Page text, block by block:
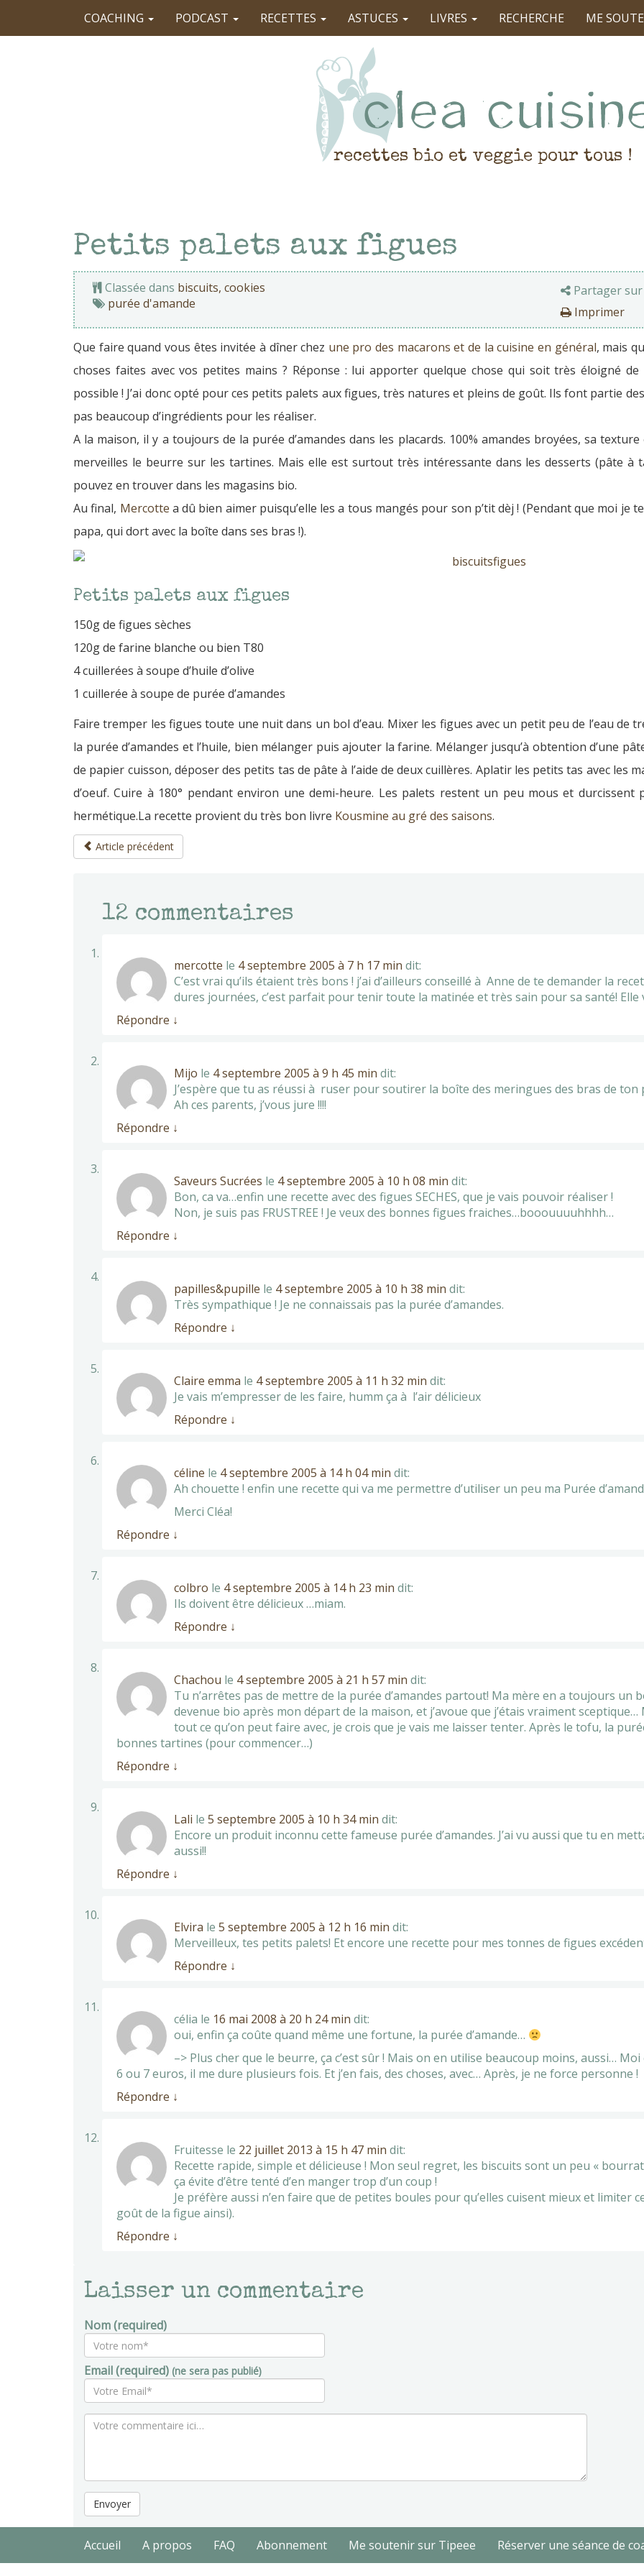
COACHING PODCAST RECETTES ASTUCES LIVRES RECHERCHE ME
recettes bio et veggie pour tous !
Petits palets aux figues
Classée dans biscuits, cookies
purée d'amande
Partager
Imprimer
Que faire quand vous êtes invitée à dîner chez une pro des macarons et de la cuisine en général, mais
choses faites avec vos petites mains ? Réponse : lui apporter quelque chose qui soit très éloigné de
possible ! J’ai donc opté pour ces petits palets aux figues, très natures et pleins de goût. Ils font partie
pas beaucoup d’ingrédients pour les réaliser.
A la maison, il y a toujours de la purée d’amandes dans les placards. 100% amandes broyées, sa
merveilles le beurre sur les tartines. Mais elle est surtout très intéressante dans les desserts (pâte à
pouvez en trouver dans les magasins bio.
Au final, Mercotte a dû bien aimer puisqu’elle les a tous mangés pour son p’tit dèj ! (Pendant que moi je
papa, qui dort avec la boîte dans ses bras !).
Petits palets aux figues
150g de figues sèches
120g de farine blanche ou bien T80
4 cuillerées à soupe d’huile d’olive
1 cuillerée à soupe de purée d’amandes
Faire tremper les figues toute une nuit dans un bol d’eau. Mixer les figues avec un petit peu de l’eau de
la purée d’amandes et l’huile, bien mélanger puis ajouter la farine. Mélanger jusqu’à obtention d’une
de papier cuisson, déposer des petits tas de pâte à l’aide de deux cuillères. Aplatir les petits tas avec les
d’oeuf. Cuire à 180° pendant environ une demi-heure. Les palets restent un peu mous et
hermétique.La recette provient du très bon livre Kousmine au gré des saisons.
Article précédent
12 commentaires
mercotte le 4 septembre 2005 à 7 h 17 min dit:
C’est vrai qu’ils étaient très bons ! j’ai d’ailleurs conseillé à Anne de te demander la
dures journées, c’est parfait pour tenir toute la matinée et très sain pour sa santé! Elle
Répondre ↓
Mijo le 4 septembre 2005 à 9 h 45 min dit:
J’espère que tu as réussi à ruser pour soutirer la boîte des meringues des bras de
Ah ces parents, j’vous jure !!!!
Répondre ↓
Saveurs Sucrées le 4 septembre 2005 à 10 h 08 min dit:
Bon, ca va…enfin une recette avec des figues SECHES, que je vais pouvoir réaliser !
Non, je suis pas FRUSTREE ! Je veux des bonnes figues fraiches…booouuuuhhhh…
Répondre ↓
papilles&pupille le 4 septembre 2005 à 10 h 38 min dit:
Très sympathique ! Je ne connaissais pas la purée d’amandes.
Répondre ↓
Claire emma le 4 septembre 2005 à 11 h 32 min dit:
Je vais m’empresser de les faire, humm ça à l’air délicieux
Répondre ↓
céline le 4 septembre 2005 à 14 h 04 min dit:
Ah chouette ! enfin une recette qui va me permettre d’utiliser un peu ma Purée
Merci Cléa!
Répondre ↓
colbro le 4 septembre 2005 à 14 h 23 min dit:
Ils doivent être délicieux …miam.
Répondre ↓
Chachou le 4 septembre 2005 à 21 h 57 min dit:
Tu n’arrêtes pas de mettre de la purée d’amandes partout! Ma mère en a toujours un
devenue bio après mon départ de la maison, et j’avoue que j’étais vraiment
tout ce qu’on peut faire avec, je crois que je vais me laisser tenter. Après le tofu, la
bonnes tartines (pour commencer…)
Répondre ↓
Lali le 5 septembre 2005 à 10 h 34 min dit:
Encore un produit inconnu cette fameuse purée d’amandes. J’ai vu aussi que tu en
aussi!!
Répondre ↓
Elvira le 5 septembre 2005 à 12 h 16 min dit:
Merveilleux, tes petits palets! Et encore une recette pour mes tonnes de figues
Répondre ↓
célia le 16 mai 2008 à 20 h 24 min dit:
oui, enfin ça coûte quand même une fortune, la purée d’amande…
–> Plus cher que le beurre, ça c’est sûr ! Mais on en utilise beaucoup moins, aussi…
6 ou 7 euros, il me dure plusieurs fois. Et j’en fais, des choses, avec… Après, je ne force personne !
Répondre ↓
Fruitesse le 22 juillet 2013 à 15 h 47 min dit:
Recette rapide, simple et délicieuse ! Mon seul regret, les biscuits sont un peu «
ça évite d’être tenté d’en manger trop d’un coup !
Je préfère aussi n’en faire que de petites boules pour qu’elles cuisent mieux et limiter
goût de la figue ainsi).
Répondre ↓
Laisser un commentaire
Nom (required)
Email (required) (ne sera pas publié)
Envoyer
Accueil A propos FAQ Abonnement Me soutenir sur Tipeee Réserver une séance de